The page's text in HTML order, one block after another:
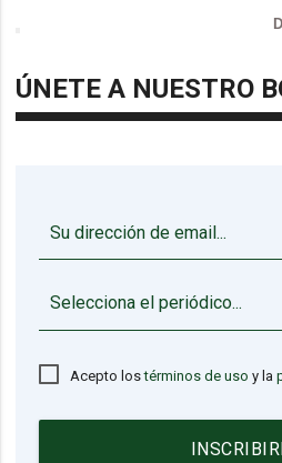
ÚNETE A NUESTRO
Acepto lostérminos de uso y la